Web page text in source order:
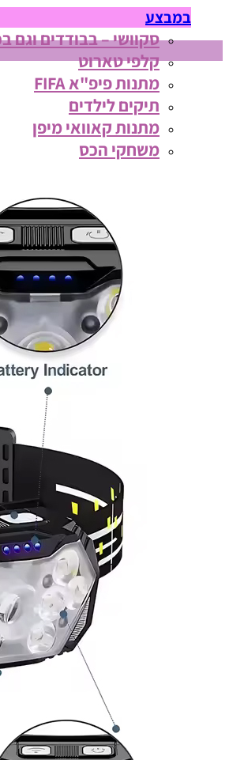
במבצע
סקוושי – בבודדים וגם
קלפי טארוט
מתנות פיפ"א FIFA
תיקים לילדים
מתנות קאוואי מיפן
משחקי הכס